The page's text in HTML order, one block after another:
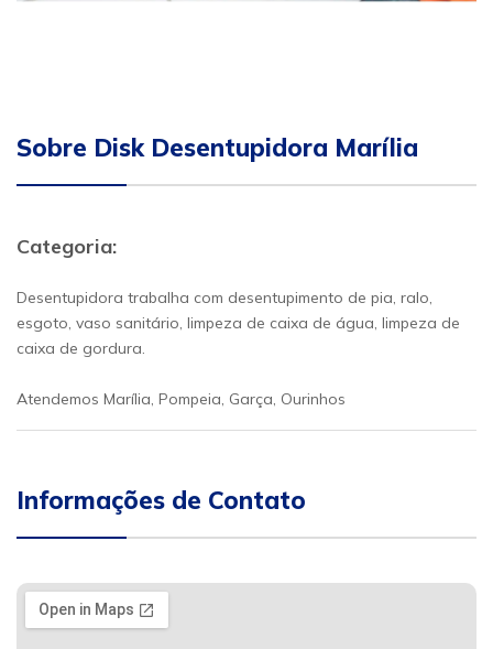
Sobre Disk Desentupidora Marília
Categoria:
Desentupidora trabalha com desentupimento de pia, ralo,
esgoto, vaso sanitário, limpeza de caixa de água, limpeza de
caixa de gordura.
Atendemos Marília, Pompeia, Garça, Ourinhos
Informações de Contato